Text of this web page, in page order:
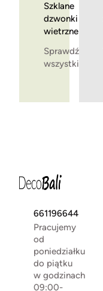
Szklane
dzwonki
wietrzne
Sprawdź
wszystkie
661196644
Pracujemy
od
poniedziałku
do piątku
w godzinach
09:00-